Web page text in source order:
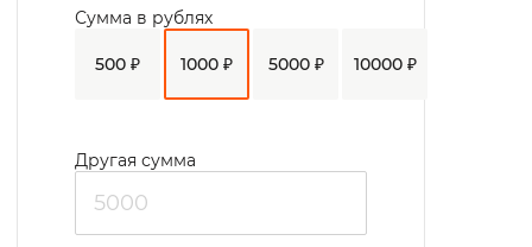
500 ₽ 1000 ₽ 5000 ₽ 10000 ₽
Сумма в рублях
Другая сумма